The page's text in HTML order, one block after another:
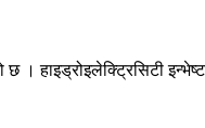
हाइड्रोइलेक्ट्रिसिटी